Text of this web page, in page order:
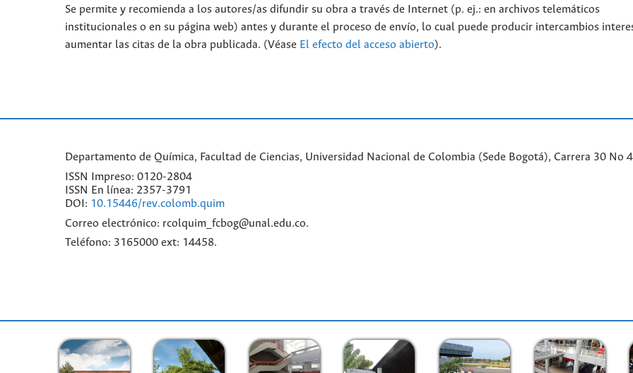
Se permite y recomienda a los autores/as difundir su obra a través de Internet (p. ej.: en archivos telemáticos
institucionales o en su página web) antes y durante el proceso de envío, lo cual puede producir intercambios
aumentar las citas de la obra publicada. (Véase El efecto del acceso abierto).
Departamento de Química, Facultad de Ciencias, Universidad Nacional de Colombia (Sede Bogotá), Carrera 30
ISSN Impreso: 0120-2804
ISSN En línea: 2357-3791
DOI: 10.15446/rev.colomb.quim
Correo electrónico: rcolquim_fcbog@unal.edu.co.
Teléfono: 3165000 ext: 14458.